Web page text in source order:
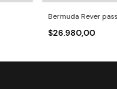
Bermuda Rever
$26.980,00